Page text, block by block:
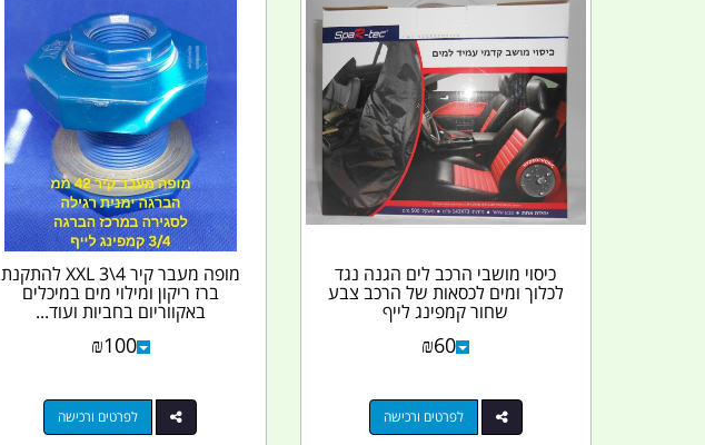
כיסוי מושבי הרכב לים הגנה נגד
לכלוך ומים לכסאות של הרכב צבע
שחור קמפינג לייף
₪60
לפרטים ורכישה
מופה מעבר קיר 4\3 XXL להתקנת
ברז ריקון ומילוי מים במיכלים
באקווריום בחביות ועוד...
₪100
לפרטים ורכישה